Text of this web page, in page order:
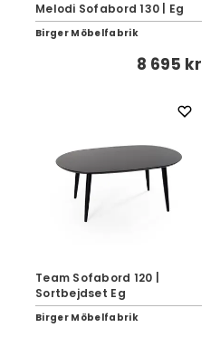
Melodi Sofabord 130 | Eg
Birger Möbelfabrik
8 695 kr
Team Sofabord 120 |
Sortbejdset Eg
Birger Möbelfabrik